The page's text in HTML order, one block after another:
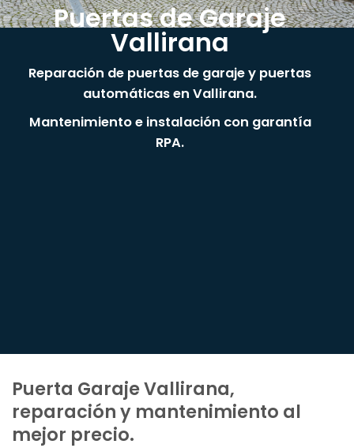
Puertas de Garaje
Vallirana
Reparación de puertas de garaje y puertas
automáticas en Vallirana.
Mantenimiento e instalación con garantía
RPA.
Puerta Garaje Vallirana,
reparación y mantenimiento al
mejor precio.